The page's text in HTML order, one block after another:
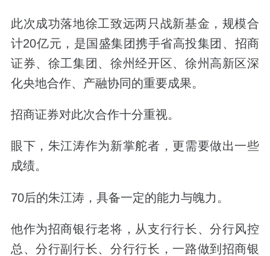
此次成功落地徐工致远两只战新基金，规模合
计20亿元，是国盛集团携手省高投集团、招商
证券、徐工集团、徐州经开区、徐州高新区深
化央地合作、产融协同的重要成果。
招商证券对此次合作十分重视。
眼下，朱江涛作为新掌舵者，更需要做出一些
成绩。
70后的朱江涛，具备一定的能力与魄力。
他作为招商银行老将，从支行行长、分行风控
总、分行副行长、分行行长，一路做到招商银